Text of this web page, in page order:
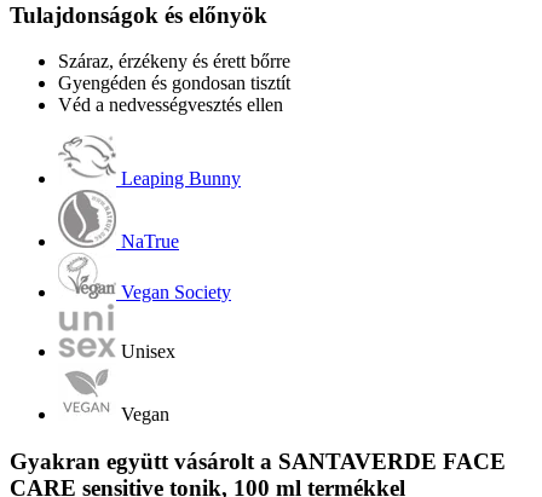
Tulajdonságok és előnyök
Száraz, érzékeny és érett bőrre
Gyengéden és gondosan tisztít
Véd a nedvességvesztés ellen
Leaping Bunny
NaTrue
Vegan Society
Unisex
Vegan
Gyakran együtt vásárolt a SANTAVERDE FACE
CARE sensitive tonik, 100 ml termékkel